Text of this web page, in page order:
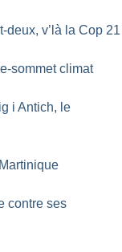
v’là la Cop 21
sommet climat
i Antich, le
contre ses